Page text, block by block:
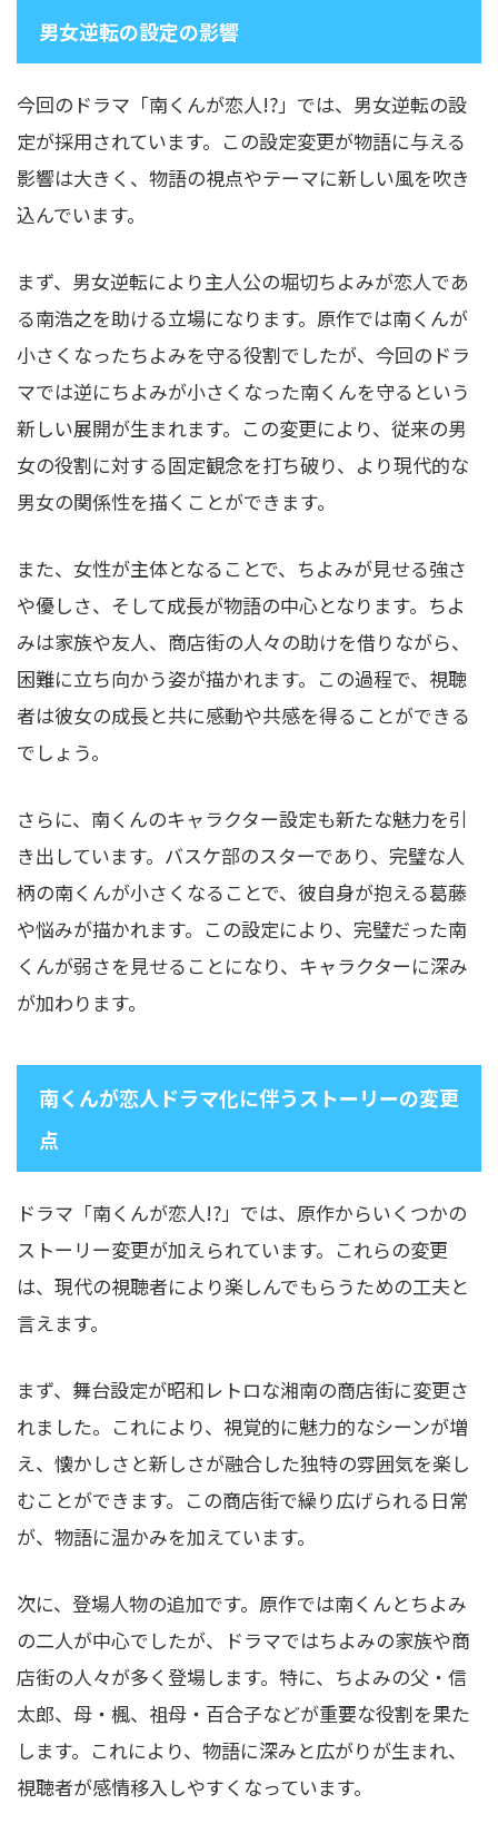
男女逆転の設定の影響
今回のドラマ「南くんが恋人!?」では、男女逆転の設
定が採用されています。この設定変更が物語に与える
影響は大きく、物語の視点やテーマに新しい風を吹き
込んでいます。
まず、男女逆転により主人公の堀切ちよみが恋人であ
る南浩之を助ける立場になります。原作では南くんが
小さくなったちよみを守る役割でしたが、今回のドラ
マでは逆にちよみが小さくなった南くんを守るという
新しい展開が生まれます。この変更により、従来の男
女の役割に対する固定観念を打ち破り、より現代的な
男女の関係性を描くことができます。
また、女性が主体となることで、ちよみが見せる強さ
や優しさ、そして成長が物語の中心となります。ちよ
みは家族や友人、商店街の人々の助けを借りながら、
困難に立ち向かう姿が描かれます。この過程で、視聴
者は彼女の成長と共に感動や共感を得ることができる
でしょう。
さらに、南くんのキャラクター設定も新たな魅力を引
き出しています。バスケ部のスターであり、完璧な人
柄の南くんが小さくなることで、彼自身が抱える葛藤
や悩みが描かれます。この設定により、完璧だった南
くんが弱さを見せることになり、キャラクターに深み
が加わります。
南くんが恋人ドラマ化に伴うストーリーの変更
点
ドラマ「南くんが恋人!?」では、原作からいくつかの
ストーリー変更が加えられています。これらの変更
は、現代の視聴者により楽しんでもらうための工夫と
言えます。
まず、舞台設定が昭和レトロな湘南の商店街に変更さ
れました。これにより、視覚的に魅力的なシーンが増
え、懐かしさと新しさが融合した独特の雰囲気を楽し
むことができます。この商店街で繰り広げられる日常
が、物語に温かみを加えています。
次に、登場人物の追加です。原作では南くんとちよみ
の二人が中心でしたが、ドラマではちよみの家族や商
店街の人々が多く登場します。特に、ちよみの父・信
太郎、母・楓、祖母・百合子などが重要な役割を果た
します。これにより、物語に深みと広がりが生まれ、
視聴者が感情移入しやすくなっています。